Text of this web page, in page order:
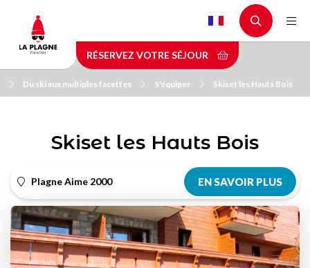
contenu
principal
RÉSERVEZ VOTRE SÉJOUR
Du ski aux multiples facettes S'équiper Skiset les Hauts Bois
Skiset les Hauts Bois
Plagne Aime 2000 EN SAVOIR PLUS